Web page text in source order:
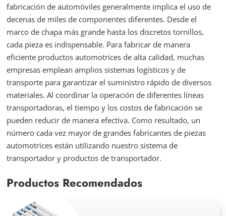
fabricación de automóviles generalmente implica el uso de
decenas de miles de componentes diferentes. Desde el
marco de chapa más grande hasta los discretos tornillos,
cada pieza es indispensable. Para fabricar de manera
eficiente productos automotrices de alta calidad, muchas
empresas emplean amplios sistemas logísticos y de
transporte para garantizar el suministro rápido de diversos
materiales. Al coordinar la operación de diferentes líneas
transportadoras, el tiempo y los costos de fabricación se
pueden reducir de manera efectiva. Como resultado, un
número cada vez mayor de grandes fabricantes de piezas
automotrices están utilizando nuestro sistema de
transportador y productos de transportador.
Productos Recomendados